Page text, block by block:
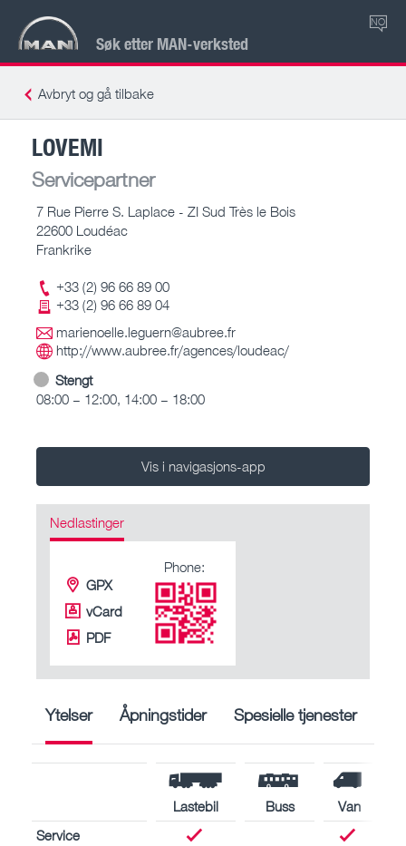
Søk etter MAN-verksted
NO
Avbryt og gå tilbake
LOVEMI
Servicepartner
7 Rue Pierre S. Laplace - ZI Sud Très le Bois
22600 Loudéac
Frankrike
+33 (2) 96 66 89 00
+33 (2) 96 66 89 04
marienoelle.leguern@aubree.fr
http://www.aubree.fr/agences/loudeac/
Stengt
08:00 – 12:00, 14:00 – 18:00
Vis i navigasjons-app
Nedlastinger
GPX
vCard
PDF
Phone:
Ytelser Åpningstider Spesielle tjenester
Lastebil Buss
Van
Service